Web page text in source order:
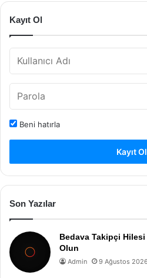
Kayıt Ol
Beni hatırla
Kayıt Ol
Son Yazılar
Bedava Takipçi
Olun
Admin 9 Ağustos 2026